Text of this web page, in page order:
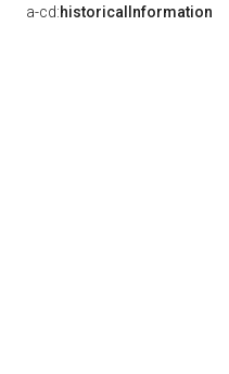
a-cd:historicalInformation